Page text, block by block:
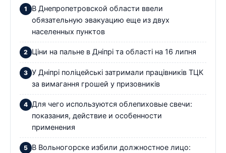
В Днепропетровской области ввели
обязательную эвакуацию еще из двух
населенных пунктов
Ціни на пальне в Дніпрі та області на 16 липня
У Дніпрі поліцейські затримали працівників ТЦК
за вимагання грошей у призовників
Для чего используются облепиховые свечи:
показания, действие и особенности
применения
В Вольногорске избили должностное лицо: